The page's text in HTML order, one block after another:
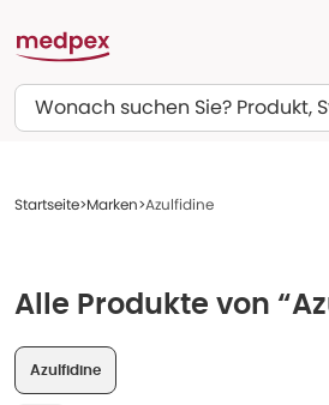
Suchen
Startseite Marken Azulfidine
Alle Produkte von
Azulfidine